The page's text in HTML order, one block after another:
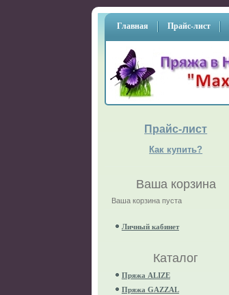
Главная Прайс-лист
Прайс-лист
Как купить?
Ваша корзина
Ваша корзина пуста
Личный кабинет
Каталог
Пряжа ALIZE
Пряжа GAZZAL